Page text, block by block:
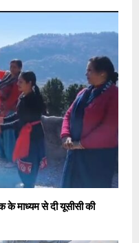
के माध्यम से दी यूसीसी की